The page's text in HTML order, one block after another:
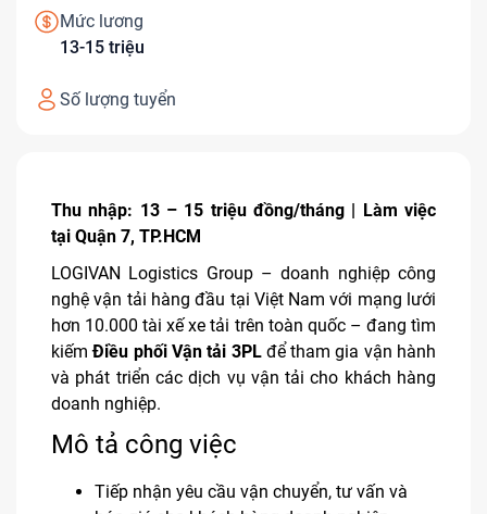
Mức lương
13-15 triệu
Số lượng tuyển
Thu nhập: 13 – 15 triệu đồng/tháng | Làm việc
tại Quận 7, TP.HCM
LOGIVAN Logistics Group – doanh nghiệp công
nghệ vận tải hàng đầu tại Việt Nam với mạng lưới
hơn 10.000 tài xế xe tải trên toàn quốc – đang tìm
kiếmĐiều phối Vận tải 3PLđể tham gia vận hành
và phát triển các dịch vụ vận tải cho khách hàng
doanh nghiệp.
Mô tả công việc
Tiếp nhận yêu cầu vận chuyển, tư vấn và